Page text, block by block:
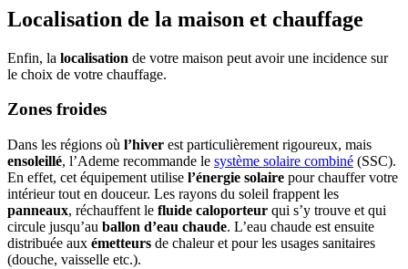
Localisation de la maison et chauffage
Enfin, la localisation de votre maison peut avoir une incidence sur
le choix de votre chauffage.
Zones froides
Dans les régions où l’hiver est particulièrement rigoureux, mais
ensoleillé, l’Ademe recommande le système solaire combiné (SSC).
En effet, cet équipement utilise l’énergie solaire pour chauffer votre
intérieur tout en douceur. Les rayons du soleil frappent les
panneaux, réchauffent le fluide caloporteur qui s’y trouve et qui
circule jusqu’au ballon d’eau chaude. L’eau chaude est ensuite
distribuée aux émetteurs de chaleur et pour les usages sanitaires
(douche, vaisselle etc.).